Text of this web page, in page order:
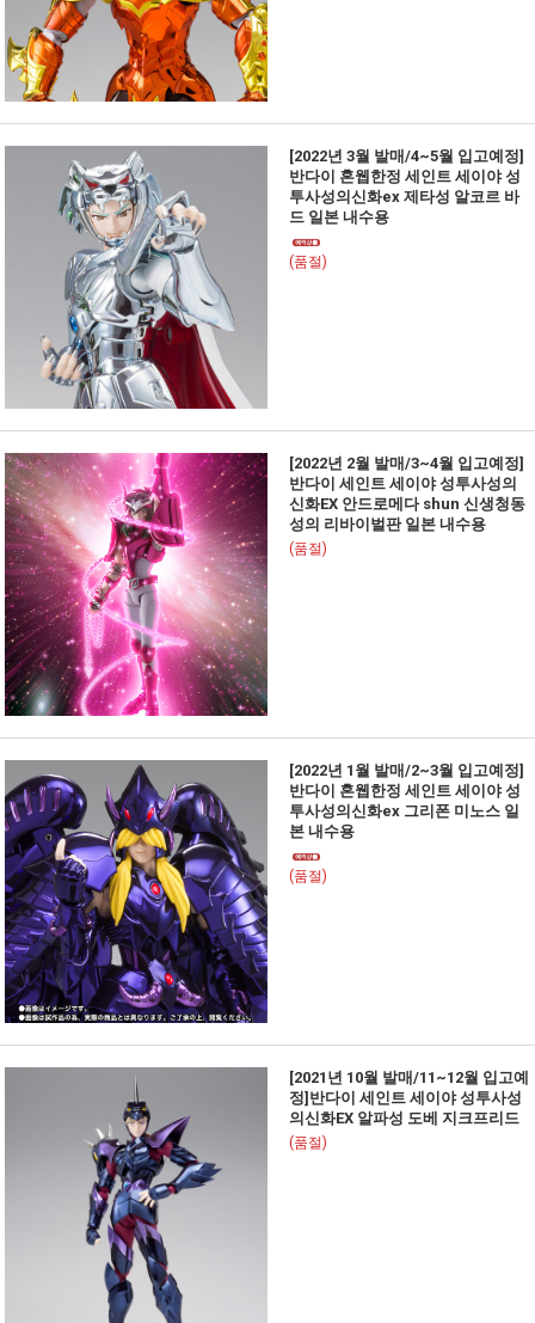
[2022년 3월 발매/4~5월 입고예정]
반다이 혼웹한정 세인트 세이야 성
투사성의신화ex 제타성 알코르 바
드 일본 내수용
(품절)
[2022년 2월 발매/3~4월 입고예정]
반다이 세인트 세이야 성투사성의
신화EX 안드로메다 shun 신생청동
성의 리바이벌판 일본 내수용
(품절)
[2022년 1월 발매/2~3월 입고예정]
반다이 혼웹한정 세인트 세이야 성
투사성의신화ex 그리폰 미노스 일
본 내수용
(품절)
[2021년 10월 발매/11~12월 입고예
정]반다이 세인트 세이야 성투사성
의신화EX 알파성 도베 지크프리드
(품절)